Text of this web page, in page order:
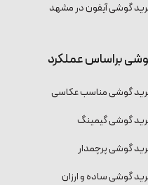
گوشی آیفون در مشهد
براساس عملکرد
گوشی مناسب عکاسی
گوشی گیمینگ
گوشی پرچمدار
گوشی ساده و ارزان